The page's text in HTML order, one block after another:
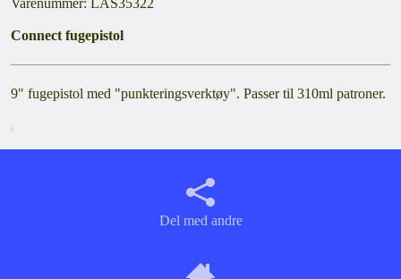
Varenummer: LAS35322
Connect fugepistol
9" fugepistol med "punkteringsverktøy". Passer til 310ml patroner.
Del med andre